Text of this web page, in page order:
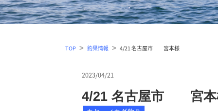
TOP 釣果情報 4/21 名古屋市 宮本様
2023/04/21
4/21 名古屋市 宮本